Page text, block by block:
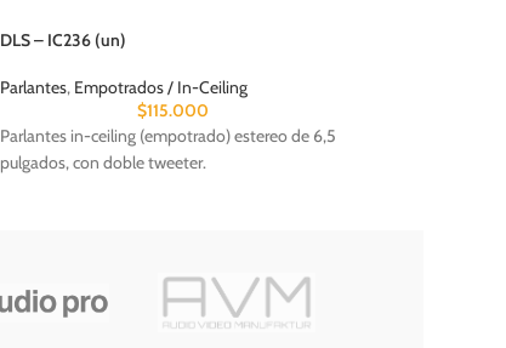
DLS – IC236 (un)
Parlantes, Empotrados / In-Ceiling
$115.000
Parlantes in-ceiling (empotrado) estereo de 6,5
pulgados, con doble tweeter.